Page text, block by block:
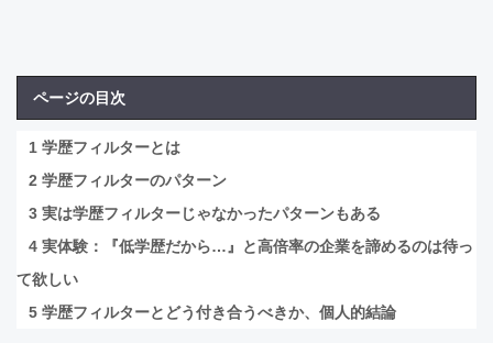
ページの目次
1 学歴フィルターとは
2 学歴フィルターのパターン
3 実は学歴フィルターじゃなかったパターンもある
4 実体験：『低学歴だから…』と高倍率の企業を諦めるのは待っ
て欲しい
5 学歴フィルターとどう付き合うべきか、個人的結論